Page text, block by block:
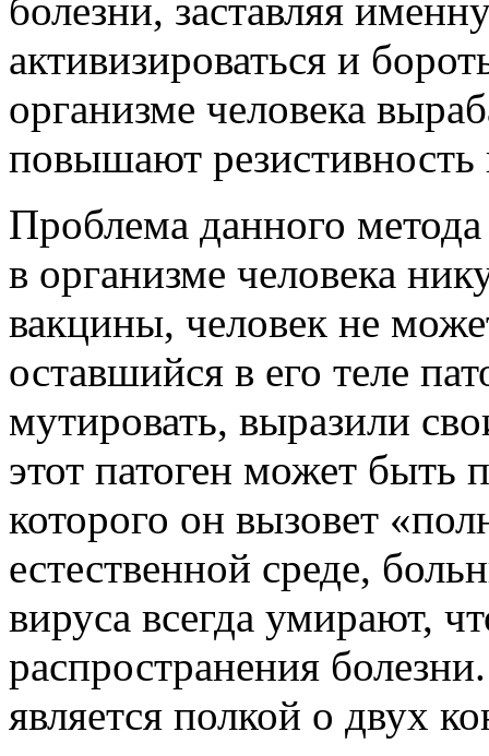
болезни, заставляя
активизироваться и
организме человека
повышают
Проблема данного метода
в организме человека
вакцины, человек не
оставшийся в его теле
мутировать, выразили
этот патоген может быть
которого он вызовет
естественной среде,
вируса всегда умирают,
распространения
является полкой о двух